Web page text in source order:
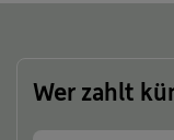
Wer zahlt